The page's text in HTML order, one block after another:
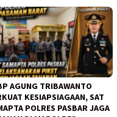
AGUNG TRIBAWANTO
KESIAPSIAGAAN, SAT
POLRES PASBAR JAGA